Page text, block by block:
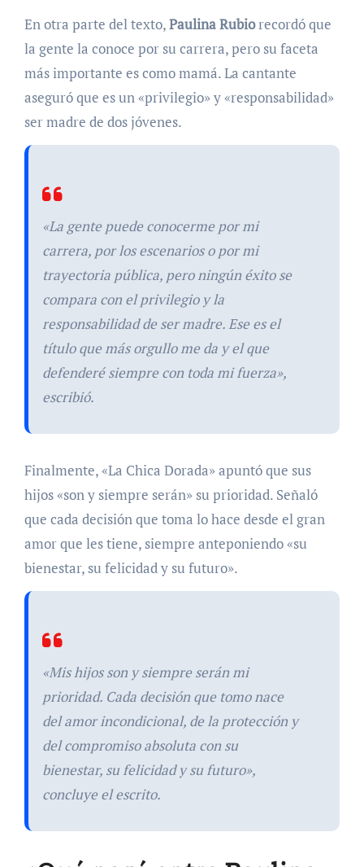
En otra parte del texto,Paulina Rubiorecordó que
la gente la conoce por su carrera, pero su faceta
más importante es como mamá. La cantante
aseguró que es un «privilegio» y «responsabilidad»
ser madre de dos jóvenes.
«La gente puede conocerme por mi
carrera, por los escenarios o por mi
trayectoria pública, pero ningún éxito se
compara con el privilegio y la
responsabilidad de ser madre. Ese es el
título que más orgullo me da y el que
defenderé siempre con toda mi fuerza»,
escribió.
Finalmente, «La Chica Dorada» apuntó que sus
hijos «son y siempre serán» su prioridad. Señaló
que cada decisión que toma lo hace desde el gran
amor que les tiene, siempre anteponiendo «su
bienestar, su felicidad y su futuro».
«Mis hijos son y siempre serán mi
prioridad. Cada decisión que tomo nace
del amor incondicional, de la protección y
del compromiso absoluta con su
bienestar, su felicidad y su futuro»,
concluye el escrito.